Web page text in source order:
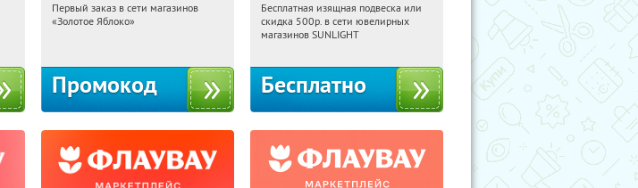
11:24:06
Получи первым!
Первый заказ в сети магазинов
«Золотое Яблоко»
Промокод
11:24:06 Получили:
Россия
Бесплатная изящная подвеска или
скидка 500р. в сети ювелирных
магазинов SUNLIGHT
Бесплатно